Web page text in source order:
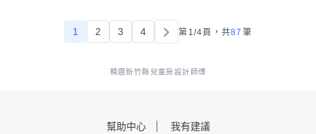
1 2 3 4 第1/4頁， 共87 筆
精選新竹縣兒童房設計師傅
幫助中心 我有建議